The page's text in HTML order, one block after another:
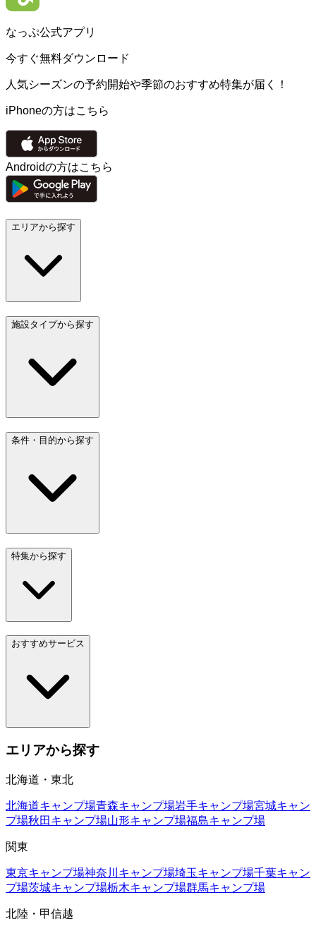
なっぷ公式アプリ
今すぐ無料ダウンロード
人気シーズンの予約開始や季節のおすすめ特集が届く！
iPhoneの方はこちら
Androidの方はこちら
エリアから探す
施設タイプから探す
条件・目的から探す
特集から探す
おすすめサービス
エリアから探す
北海道・東北
北海道キャンプ場青森キャンプ場岩手キャンプ場宮城キャン
プ場秋田 キャンプ場山形キャンプ場福島キャンプ場
関東
東京キャンプ場神奈川 キャンプ場埼玉キャンプ場千葉キャン
プ場茨城キャンプ場栃木キャンプ場群馬キャンプ場
北陸・甲信越